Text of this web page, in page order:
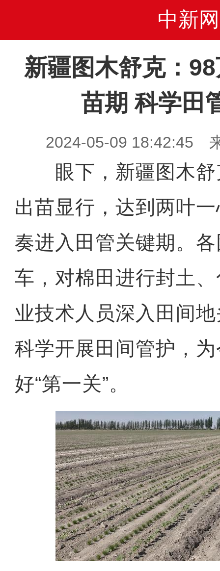
中新网
新疆图木舒克：
苗期 科学田
2024-05-09 18:42:45
眼下，新疆图木舒
出苗显行，达到两叶
奏进入田管关键期。
车，对棉田进行封土
业技术人员深入田间
科学开展田间管护，
好“第一关”。